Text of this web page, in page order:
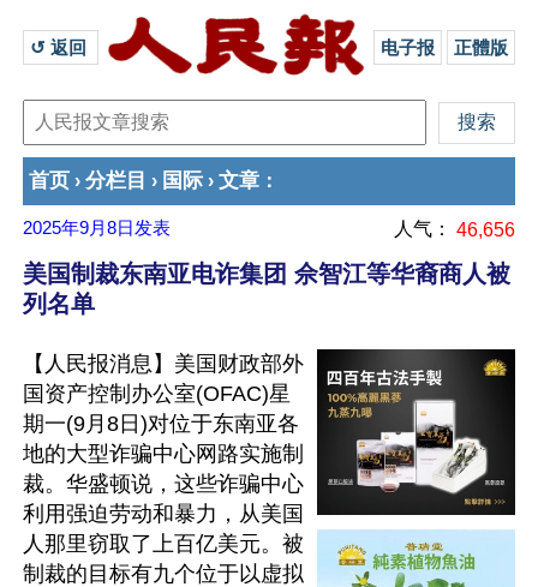
↺ 返回 电子报 正體版
首页 › 分栏目 › 国际 › 文章 ：
2025年9月8日 发表 人气： 46,656
美国制裁东南亚电诈集团 佘智江等华裔商人被
列名单
【人民报消息】美国财政部外
国资产控制办公室(OFAC)星
期一(9月8日)对位于东南亚各
地的大型诈骗中心网路实施制
裁。华盛顿说，这些诈骗中心
利用强迫劳动和暴力，从美国
人那里窃取了上百亿美元。被
制裁的目标有九个位于以虚拟